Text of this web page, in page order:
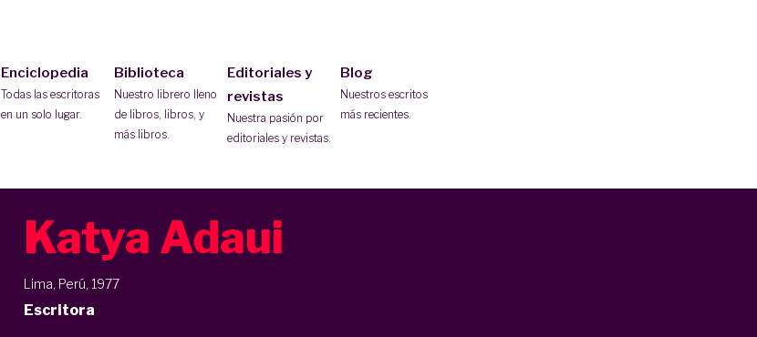
Enciclopedia
Todas las escritoras
en un solo lugar.
Biblioteca
Nuestro librero lleno
de libros, libros, y
más libros.
Editoriales y
revistas
Nuestra pasión por
editoriales y revistas.
Blog
Nuestros escritos
más recientes.
Katya Adaui
Lima, Perú, 1977
Escritora